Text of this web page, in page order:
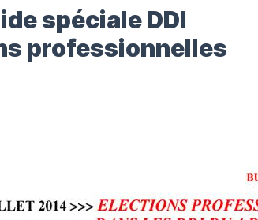
spéciale DDI
professionnelles